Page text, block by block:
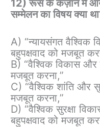
12) रूस के कज़ान में
सम्मेलन का विषय क्या
A) “न्यायसंगत वैश्विक
बहुपक्षवाद को मजबूत
B) “वैश्विक विकास और
मजबूत करना,”
C) “वैश्विक शांति और
मजबूत करना,”
D) “वैश्विक सुरक्षा
बहुपक्षवाद को मजबूत